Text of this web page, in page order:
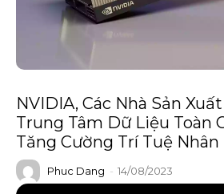
NVIDIA, Các Nhà Sản
Trung Tâm Dữ Liệu Toàn
Tăng Cường Trí Tuệ Nhân
Phuc Dang - 14/08/2023